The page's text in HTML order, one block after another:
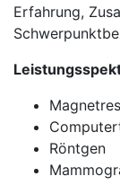
Erfahrung,
Röntgen